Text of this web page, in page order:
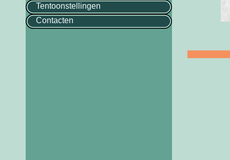
Tentoonstellingen
Contacten